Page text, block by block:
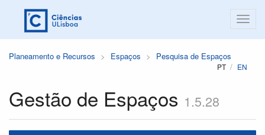
Planeamento e Recursos Espaços Pesquisa de Espaços
PT EN
Gestão de Espaços 1.5.28